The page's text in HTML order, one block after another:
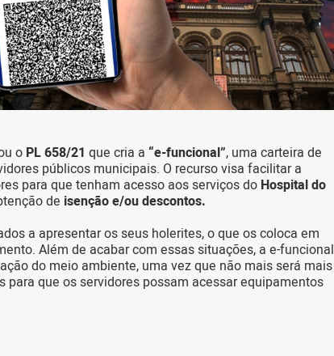
o PL 658/21 que cria a “e-funcional”, uma carteira de
públicos municipais. O recurso visa facilitar a
para que tenham acesso aos serviços do Hospital do
de isenção e/ou descontos.
a apresentar os seus holerites, o que os coloca em
Além de acabar com essas situações, a e-funcional
do meio ambiente, uma vez que não mais será mais
para que os servidores possam acessar equipamentos